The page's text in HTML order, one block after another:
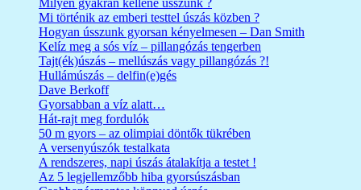
Milyen gyakran kellene ússzunk ?
Mi történik az emberi testtel úszás közben ?
Hogyan ússzunk gyorsan kényelmesen – Dan Smith
Kelíz meg a sós víz – pillangózás tengerben
Tajt(ék)úszás – mellúszás vagy pillangózás ?!
Hullámúszás – delfin(e)gés
Dave Berkoff
Gyorsabban a víz alatt…
Hát-rajt meg fordulók
50 m gyors – az olimpiai döntők tükrében
A versenyúszók testalkata
A rendszeres, napi úszás átalakítja a testet !
Az 5 legjellemzőbb hiba gyorsúszásban